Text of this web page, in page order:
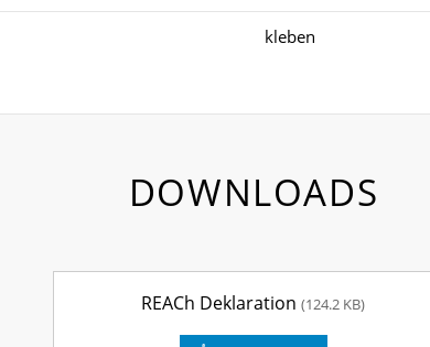
kleben
DOWNLOADS
REACh Deklaration(124.2 KB)